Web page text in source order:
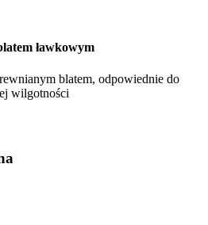
ławkowym
blatem, odpowiednie do
wilgotności